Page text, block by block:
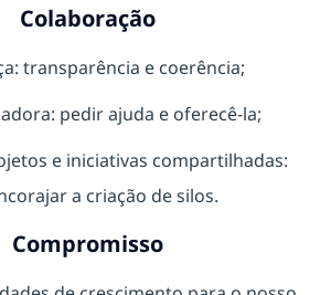
Colaboração
transparência e coerência;
pedir ajuda e oferecê-la;
e iniciativas compartilhadas:
a criação de silos.
Compromisso